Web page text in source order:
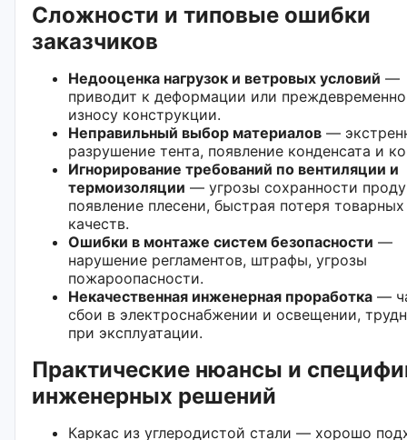
Сложности и типовые ошибки
заказчиков
Недооценка нагрузок и ветровых условий —
приводит к деформации или
износу конструкции.
Неправильный выбор материалов —
разрушение тента, появление конденсата и
Игнорирование требований по вентиляции и
термоизоляции — угрозы сохранности
появление плесени, быстрая потеря товарных
качеств.
Ошибки в монтаже систем безопасности —
нарушение регламентов, штрафы, угрозы
пожароопасности.
Некачественная инженерная проработка —
сбои в электроснабжении и освещении,
при эксплуатации.
Практические нюансы и
инженерных решений
Каркас из углеродистой стали — хорошо